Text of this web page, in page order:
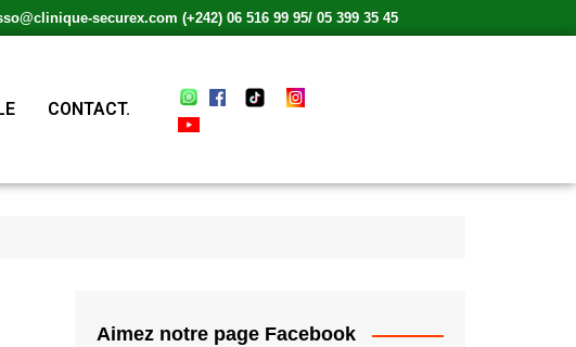
securex.com (+242) 06 516 99 95/ 05 399 35 45
CONTACT.
Aimez notre page Facebook